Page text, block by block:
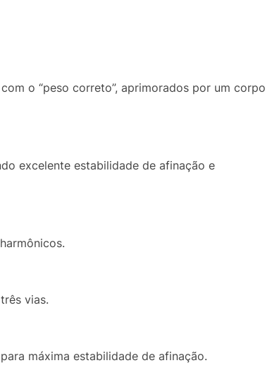
o “peso correto”, aprimorados por um corpo
excelente estabilidade de afinação e
vias.
máxima estabilidade de afinação.